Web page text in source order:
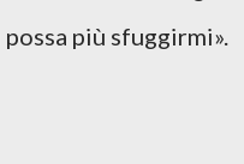
più sfuggirmi».